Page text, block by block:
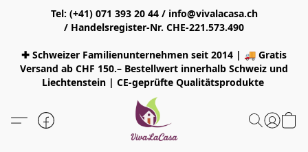
Tel: (+41) 071 393 20 44 / info@vivalacasa.ch
/ Handelsregister-Nr. CHE-221.573.490
✚ Schweizer Familienunternehmen seit 2014 | 🚚 Gratis
Versand ab CHF 150.– Bestellwert innerhalb Schweiz und
Liechtenstein | CE-geprüfte Qualitätsprodukte